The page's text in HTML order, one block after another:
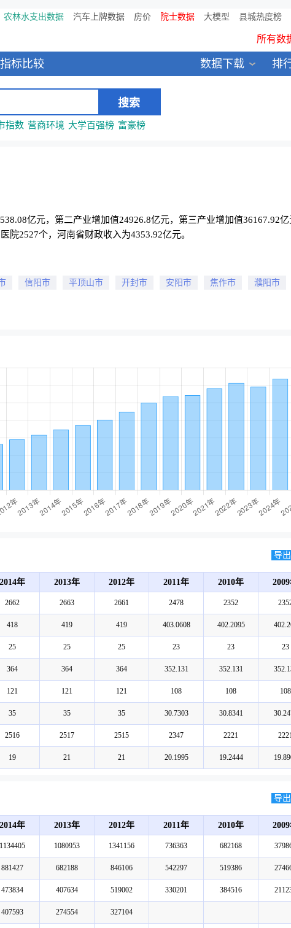
农林水支出数据 汽车上牌数据 房价 院士数据 大模型 县城热度榜
鸥维数据发布：2024中国大
所有数
全新医院库 包含11万多医疗
指标比较 排
数据下载
指数 营商环境 大学百强榜 富豪榜
亿元，第二产业增加值24926.8亿元，第三产业增加值36167.92
院2527个，河南省财政收入为4353.92亿元。
信阳市 平顶山市 开封市 安阳市 焦作市 濮阳市
导
2014年 2013年 2012年 2011年 2010年
2662 2663 2661 2478 2352
418 419 419 403.0608 402.2095
25 25 25 23 23 23
364 364 364 352.131 352.131
121 121 121 108 108 108
35 35 35 30.7303 30.8341
2516 2517 2515 2347 2221
19 21 21 20.1995 19.2444
导
2014年 2013年 2012年 2011年 2010年
1134405 1080953 1341156 736363 682168
881427 682188 846106 542297 519386
473834 407634 519002 330201 384516
407593 274554 327104